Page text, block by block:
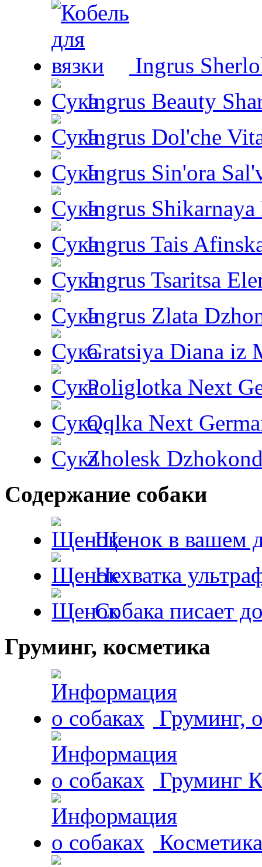
Ingrus
Ingrus Beauty
Ingrus Dol'che
Ingrus Sin'ora
Ingrus Shikarnaya
Ingrus Tais
Ingrus Tsaritsa
Ingrus Zlata
Gratsiya Diana iz
Poliglotka Next
Qqlka Next
Zholesk
Содержание собаки
Щенок в вашем
Нехватка
Собака писает
Груминг, косметика
Груминг,
Груминг